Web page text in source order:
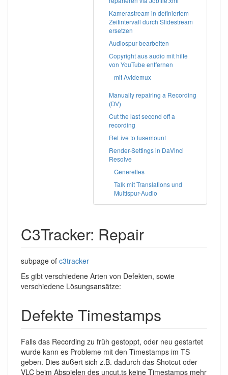
Kamerastream in definiertem
Zeitintervall durch Slidestream
ersetzen
Audiospur bearbeiten
Copyright aus audio mit hilfe
von YouTube entfernen
mit Avidemux
Manually repairing a Recording
(DV)
Cut the last second off a
recording
ReLive to fusemount
Render-Settings in DaVinci
Resolve
Generelles
Talk mit Translations und
Multispur-Audio
C3Tracker: Repair
subpage of c3tracker
Es gibt verschiedene Arten von Defekten, sowie
verschiedene Lösungsansätze:
Defekte Timestamps
Falls das Recording zu früh gestoppt, oder neu gestartet
wurde kann es Probleme mit den Timestamps im TS
geben. Dies äußert sich z.B. dadurch das Shotcut oder
VLC beim Abspielen des uncut.ts keine Timestamps mehr